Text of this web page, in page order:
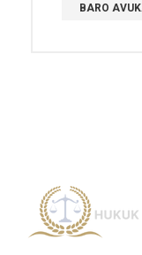
BARO